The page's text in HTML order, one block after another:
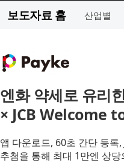
보도자료 홈 산업별
엔화 약세로 유리
× JCB Welcome
앱 다운로드, 60초 간단 등록
추첨을 통해 최대 1만엔 상